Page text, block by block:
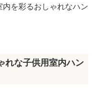
を彩るおしゃれなハン
れな子供用室内ハン